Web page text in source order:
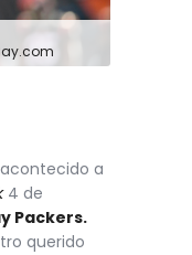
a
4 de
Packers.
querido